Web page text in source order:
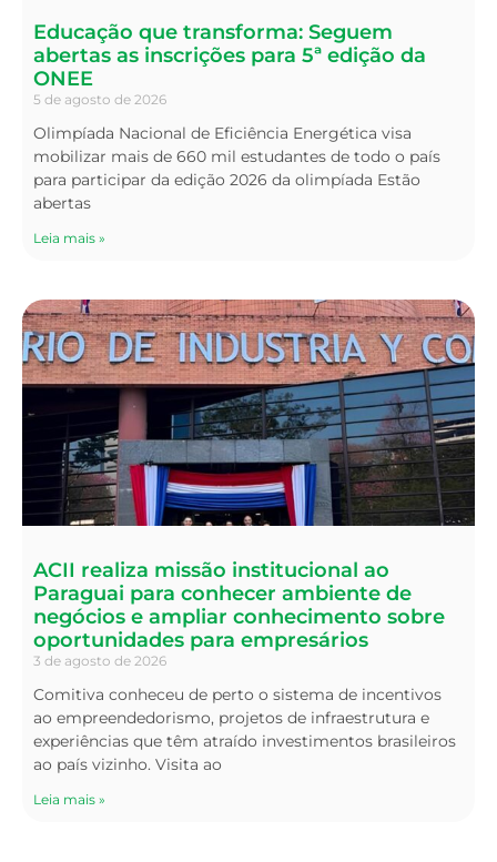
Educação que transforma: Seguem
abertas as inscrições para 5ª edição da
ONEE
5 de agosto de 2026
Olimpíada Nacional de Eficiência Energética visa
mobilizar mais de 660 mil estudantes de todo o país
para participar da edição 2026 da olimpíada Estão
abertas
Leia mais »
ACII realiza missão institucional ao
Paraguai para conhecer ambiente de
negócios e ampliar conhecimento sobre
oportunidades para empresários
3 de agosto de 2026
Comitiva conheceu de perto o sistema de incentivos
ao empreendedorismo, projetos de infraestrutura e
experiências que têm atraído investimentos brasileiros
ao país vizinho. Visita ao
Leia mais »